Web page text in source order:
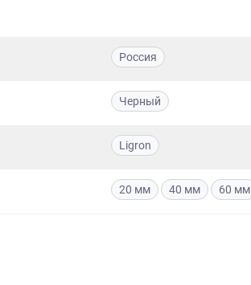
Россия
Черный
Ligron
20 мм 40 мм 60 мм